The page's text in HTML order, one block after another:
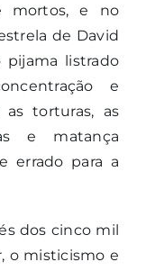
mortos, e no
de David
pijama listrado
e
torturas, as
e matança
errado para a
dos cinco mil
o misticismo e